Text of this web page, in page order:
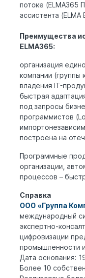
потоке (ELMA365
ассистента (ELMA
Преимущества
ELMA365:
организация
компании (группы
владения IT-
быстрая
под запросы
программистов
построена на
Программные
организации,
процессов –
Справка
ООО «Группа
международный
экспертно-
цифровизации
промышленности
Дата основания:
Более 10